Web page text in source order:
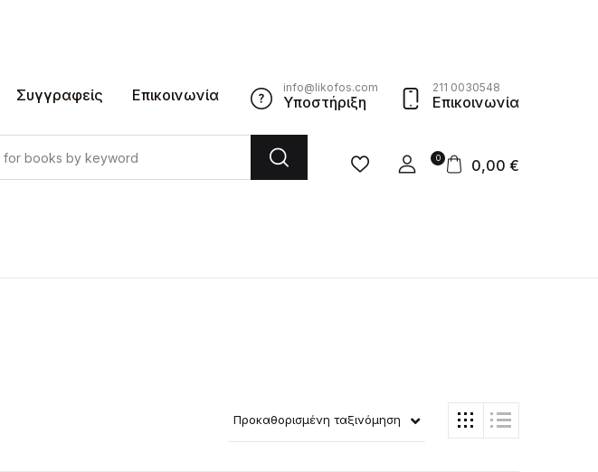
Συγγραφείς Επικοινωνία info@likofos.com
Υποστήριξη
211 0030548
Επικοινωνία
0 0,00 €
Προκαθορισμένη ταξινόμηση